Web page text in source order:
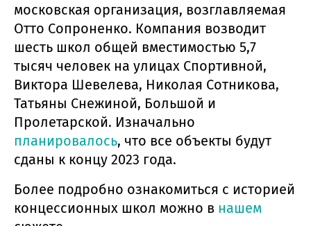
московская организация, возглавляемая
Отто Сопроненко. Компания возводит
шесть школ общей вместимостью 5,7
тысяч человек на улицах Спортивной,
Виктора Шевелева, Николая Сотникова,
Татьяны Снежиной, Большой и
Пролетарской. Изначально
планировалось, что все объекты будут
сданы к концу 2023 года.
Более подробно ознакомиться с историей
концессионных школ можно в нашем